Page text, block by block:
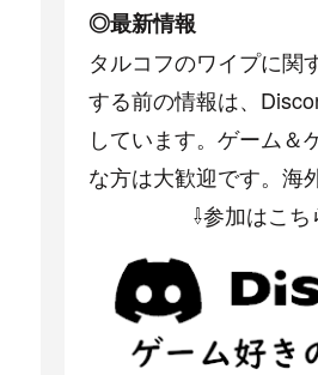
◎最新情報
タルコフのワイプに関
する前の情報は、
しています。ゲーム＆
な方は大歓迎です。海
⇩参加はこち